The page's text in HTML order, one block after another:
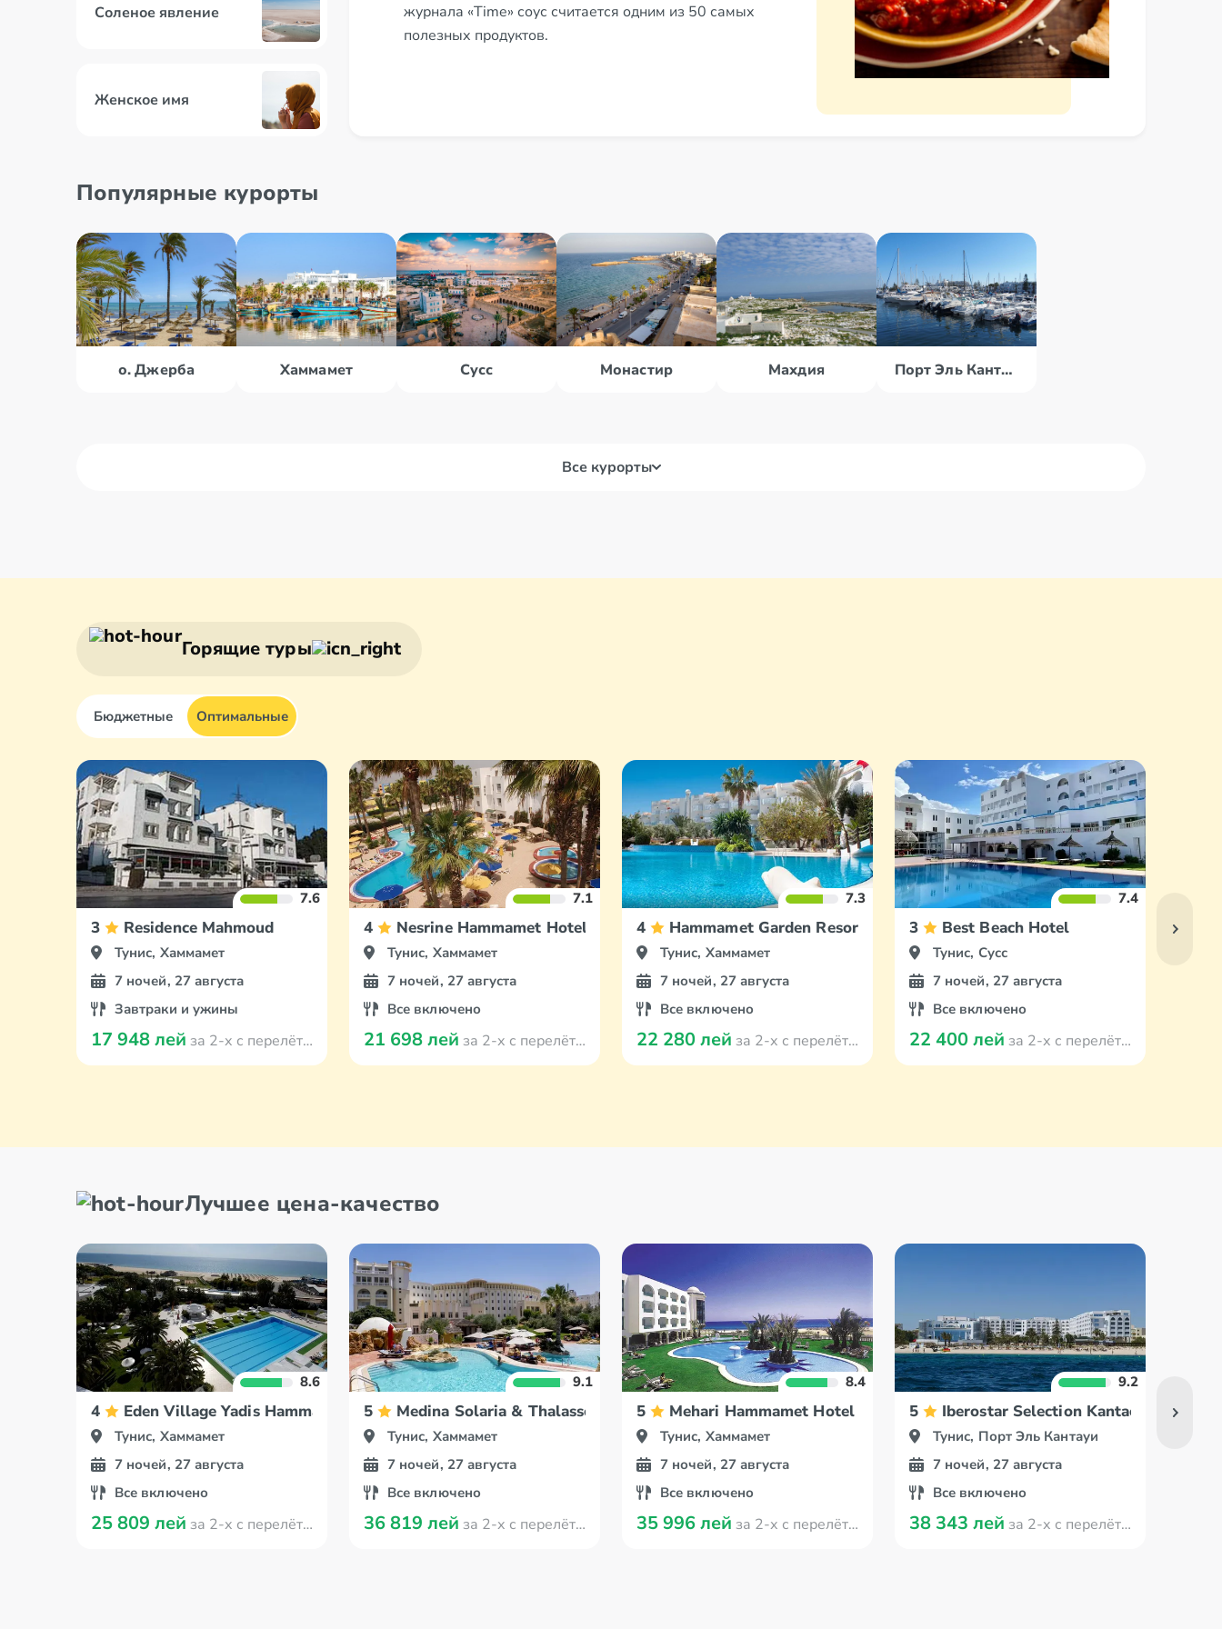
Соленое явление
Женское имя
Обмен при выезде
журнала «Time» соус считается одним из 50 самых
полезных продуктов.
Туниса на географической карте.
просто, но смотрится очень красиво.
на доллары или евро.
Популярные курорты
о. Джерба Хаммамет Сусс Монастир Махдия Порт Эль Кантауи
Все курорты
Горящие туры
Бюджетные Оптимальные
7.6
3 Residence Mahmoud
Тунис, Хаммамет
7 ночей, 27 августа
Завтраки и ужины
17 948 лей за 2-х с перелётом из Кишинева
7.1
4 Nesrine Hammamet Hotel
Тунис, Хаммамет
7 ночей, 27 августа
Все включено
21 698 лей за 2-х с перелётом из Кишинева
7.3
4 Hammamet Garden Resort & SPA
Тунис, Хаммамет
7 ночей, 27 августа
Все включено
22 280 лей за 2-х с перелётом из Кишинева
7.4
3 Best Beach Hotel
Тунис, Сусс
7 ночей, 27 августа
Все включено
22 400 лей за 2-х с перелётом из Кишинева
Лучшее цена-качество
8.6
4 Eden Village Yadis Hammamet
Тунис, Хаммамет
7 ночей, 27 августа
Все включено
25 809 лей за 2-х с перелётом из Кишинева
9.1
5 Medina Solaria & Thalasso
Тунис, Хаммамет
7 ночей, 27 августа
Все включено
36 819 лей за 2-х с перелётом из Кишинева
8.4
5 Mehari Hammamet Hotel
Тунис, Хаммамет
7 ночей, 27 августа
Все включено
35 996 лей за 2-х с перелётом из Кишинева
9.2
5 Iberostar Selection Kantaoui Bay
Тунис, Порт Эль Кантауи
7 ночей, 27 августа
Все включено
38 343 лей за 2-х с перелётом из Кишинева